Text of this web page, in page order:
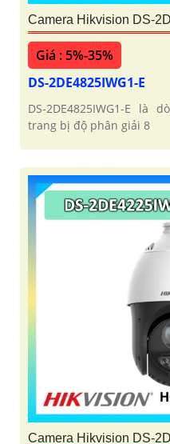
Camera Hikvision DS-
Giá : 5%-35%
DS-2DE4825IWG1-E
DS-2DE4825IWG1-E là
trang bị độ phân giải 8
Camera Hikvision DS-